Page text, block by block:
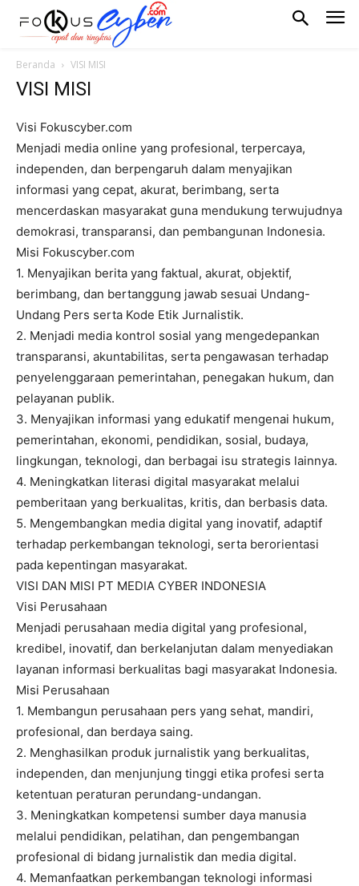
Beranda VISI MISI
VISI MISI
Visi Fokuscyber.com
Menjadi media online yang profesional, terpercaya,
independen, dan berpengaruh dalam menyajikan
informasi yang cepat, akurat, berimbang, serta
mencerdaskan masyarakat guna mendukung terwujudnya
demokrasi, transparansi, dan pembangunan Indonesia.
Misi Fokuscyber.com
1. Menyajikan berita yang faktual, akurat, objektif,
berimbang, dan bertanggung jawab sesuai Undang-
Undang Pers serta Kode Etik Jurnalistik.
2. Menjadi media kontrol sosial yang mengedepankan
transparansi, akuntabilitas, serta pengawasan terhadap
penyelenggaraan pemerintahan, penegakan hukum, dan
pelayanan publik.
3. Menyajikan informasi yang edukatif mengenai hukum,
pemerintahan, ekonomi, pendidikan, sosial, budaya,
lingkungan, teknologi, dan berbagai isu strategis lainnya.
4. Meningkatkan literasi digital masyarakat melalui
pemberitaan yang berkualitas, kritis, dan berbasis data.
5. Mengembangkan media digital yang inovatif, adaptif
terhadap perkembangan teknologi, serta berorientasi
pada kepentingan masyarakat.
VISI DAN MISI PT MEDIA CYBER INDONESIA
Visi Perusahaan
Menjadi perusahaan media digital yang profesional,
kredibel, inovatif, dan berkelanjutan dalam menyediakan
layanan informasi berkualitas bagi masyarakat Indonesia.
Misi Perusahaan
1. Membangun perusahaan pers yang sehat, mandiri,
profesional, dan berdaya saing.
2. Menghasilkan produk jurnalistik yang berkualitas,
independen, dan menjunjung tinggi etika profesi serta
ketentuan peraturan perundang-undangan.
3. Meningkatkan kompetensi sumber daya manusia
melalui pendidikan, pelatihan, dan pengembangan
profesional di bidang jurnalistik dan media digital.
4. Memanfaatkan perkembangan teknologi informasi